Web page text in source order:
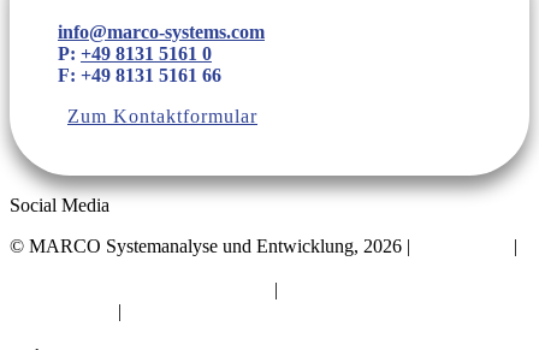
info@marco-systems.com
P: +49 8131 5161 0
F: +49 8131 5161 66
Zum Kontaktformular
Social Media
© MARCO Systemanalyse und Entwicklung, 2026 |
|
|
|